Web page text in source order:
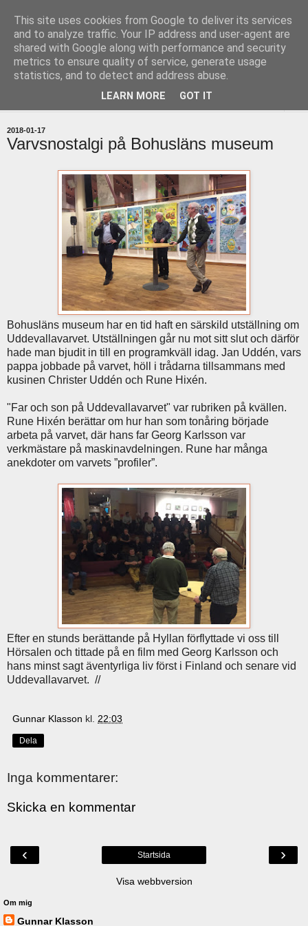
uddevallabloggen.se
med stort och smått från Uddevallas horisont
2018-01-17
Varvsnostalgi på Bohusläns museum
Bohusläns museum har en tid haft en särskild utställning om
Uddevallavarvet. Utställningen går nu mot sitt slut och därför
hade man bjudit in till en programkväll idag. Jan Uddén, vars
pappa jobbade på varvet, höll i trådarna tillsammans med
kusinen Christer Uddén och Rune Hixén.
"Far och son på Uddevallavarvet" var rubriken på kvällen.
Rune Hixén berättar om hur han som tonåring började
arbeta på varvet, där hans far Georg Karlsson var
verkmästare på maskinavdelningen. Rune har många
anekdoter om varvets ”profiler”.
Efter en stunds berättande på Hyllan förflyttade vi oss till
Hörsalen och tittade på en film med Georg Karlsson och
hans minst sagt äventyrliga liv först i Finland och senare vid
Uddevallavarvet. //
Gunnar Klasson kl. 22:03
Dela
Inga kommentarer:
Skicka en kommentar
‹ ›
Startsida
Visa webbversion
Om mig
Gunnar Klasson
This site uses cookies from Google to deliver its services
and to analyze traffic. Your IP address and user-agent are
shared with Google along with performance and security
metrics to ensure quality of service, generate usage
statistics, and to detect and address abuse.
LEARN MORE GOT IT